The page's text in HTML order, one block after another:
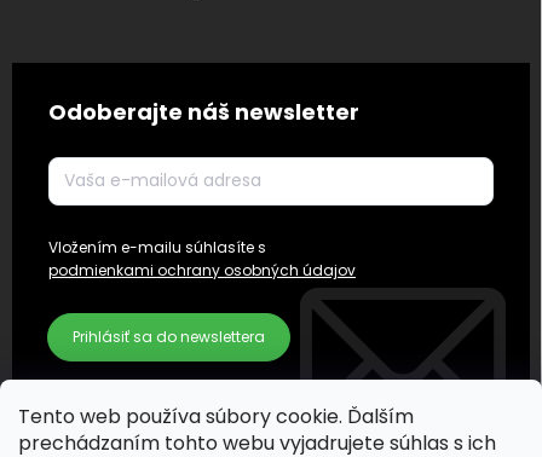
Tento web používa súbory cookie. Ďalším
prechádzaním tohto webu vyjadrujete súhlas s ich
Odoberajte náš newsletter
Vložením e-mailu súhlasíte s
podmienkami ochrany osobných údajov
Prihlásiť sa do newslettera